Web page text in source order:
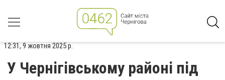
12:31, 9 жовтня 2025 р.
У Чернігівському районі під